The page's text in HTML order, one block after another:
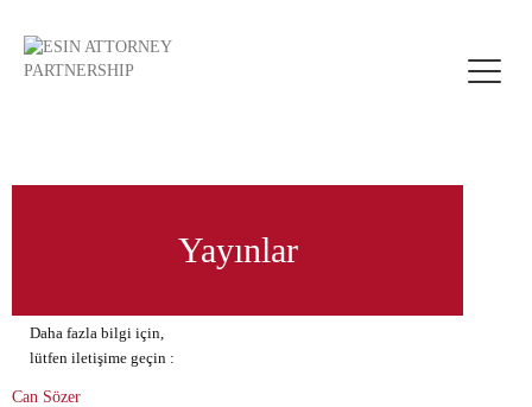
Toggle
Yayınlar
Daha fazla bilgi için,
lütfen iletişime geçin :
Can Sözer